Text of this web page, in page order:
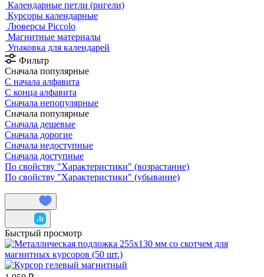
Календарные петли (ригели)
Курсоры календарные
Люверсы Piccolo
Магнитные материалы
Упаковка для календарей
Фильтр
Сначала популярные
С начала алфавита
С конца алфавита
Сначала непопулярные
Сначала популярные
Сначала дешевые
Сначала дорогие
Сначала недоступные
Сначала доступные
По свойству "Характеристики" (возрастание)
По свойству "Характеристики" (убывание)
Быстрый просмотр